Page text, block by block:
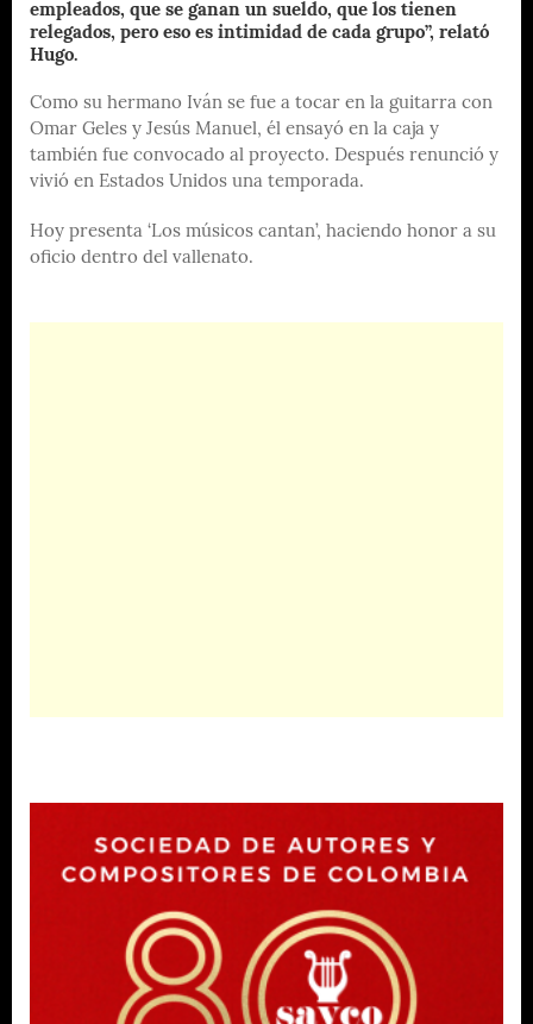
empleados, que se ganan un sueldo, que los tienen
relegados, pero eso es intimidad de cada grupo”, relató
Hugo.
Como su hermano Iván se fue a tocar en la guitarra con
Omar Geles y Jesús Manuel, él ensayó en la caja y
también fue convocado al proyecto. Después renunció y
vivió en Estados Unidos una temporada.
Hoy presenta ‘Los músicos cantan’, haciendo honor a su
oficio dentro del vallenato.